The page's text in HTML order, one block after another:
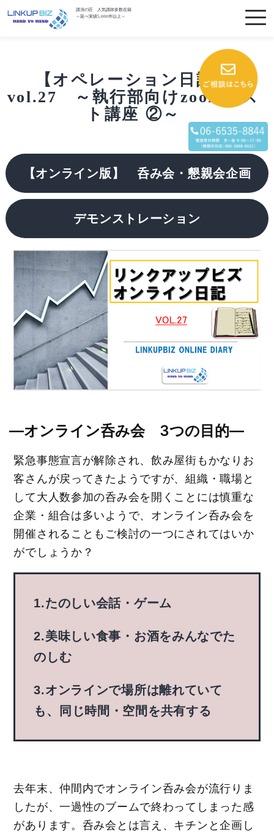
講演の匠 人気講師多数在籍
～延べ実績5,000件以上～
【オペレーション日記】
vol.27 ～執行部向けzoomホス
ト講座 ②～
【オンライン版】 呑み会・懇親会企画
デモンストレーション
―オンライン呑み会 3つの目的―
緊急事態宣言が解除され、飲み屋街もかなりお
客さんが戻ってきたようですが、組織・職場と
して大人数参加の呑み会を開くことには慎重な
企業・組合は多いようで、オンライン呑み会を
開催されることもご検討の一つにされてはいか
がでしょうか？
1.たのしい会話・ゲーム
2.美味しい食事・お酒をみんなでた
のしむ
3.オンラインで場所は離れていて
も、同じ時間・空間を共有する
去年末、仲間内でオンライン呑み会が流行りま
したが、一過性のブームで終わってしまった感
があります。呑み会とは言え、キチンと企画し